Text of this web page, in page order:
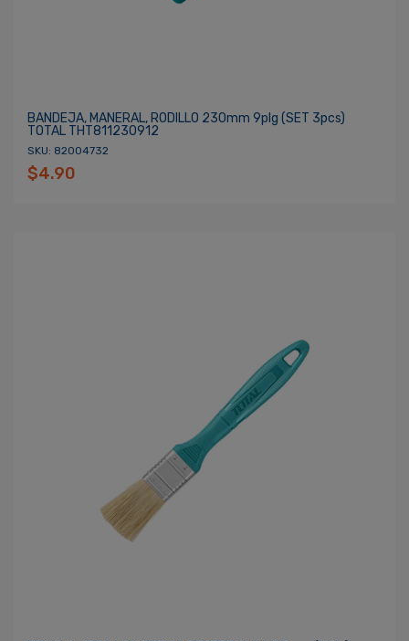
BANDEJA, MANERAL, RODILLO 230mm 9plg (SET 3pcs)
TOTAL THT811230912
SKU: 82004732
$4.90